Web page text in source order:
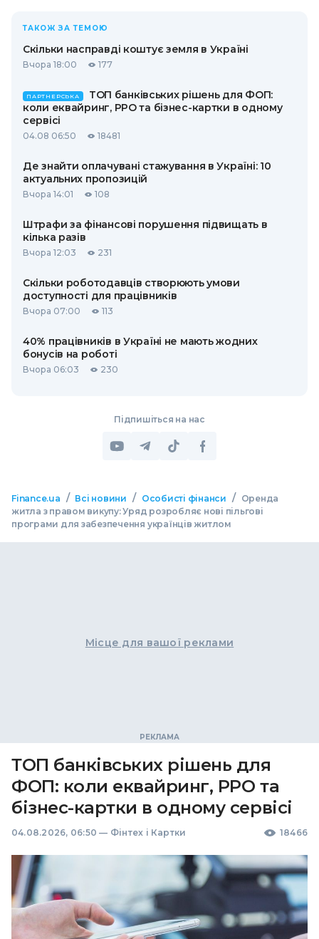
ТАКОЖ ЗА ТЕМОЮ
Скільки насправді коштує земля в Україні
Вчора 18:00 177
ПАРТНЕРСЬКА
ТОП банківських рішень для ФОП:
коли еквайринг, РРО та бізнес-картки в одному
сервісі
04.08 06:50 18481
Де знайти оплачувані стажування в Україні: 10
актуальних пропозицій
Вчора 14:01 108
Штрафи за фінансові порушення підвищать в
кілька разів
Вчора 12:03 231
Скільки роботодавців створюють умови
доступності для працівників
Вчора 07:00 113
40% працівників в Україні не мають жодних
бонусів на роботі
Вчора 06:03 230
Підпишіться на нас
Finance.ua / Всі новини / Особисті фінанси /
Оренда
житла з правом викупу: Уряд розробляє нові пільгові
програми для забезпечення українців житлом
Місце для вашої реклами
ТОП банківських рішень для
ФОП: коли еквайринг, РРО та
бізнес-картки в одному сервісі
04.08.2026, 06:50 — Фінтех і Картки 18466